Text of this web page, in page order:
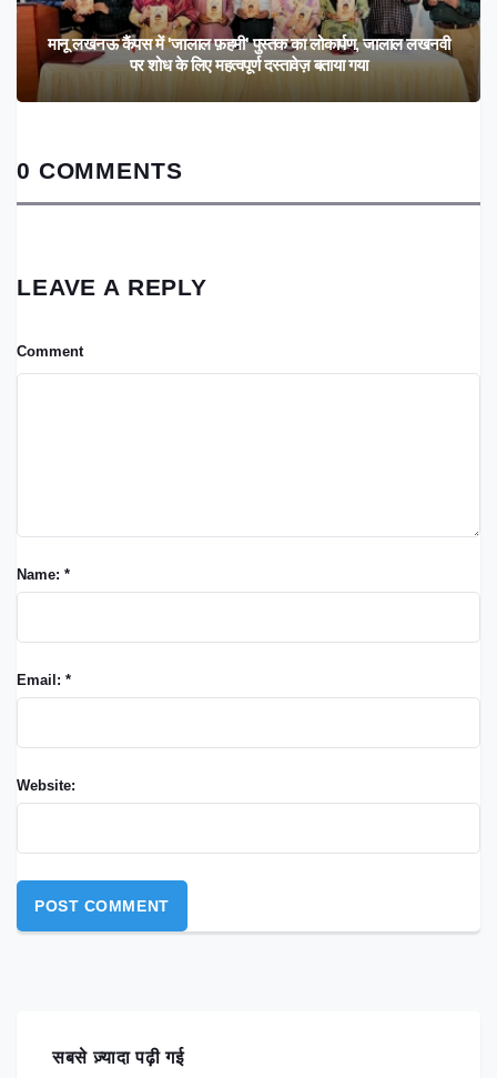
मानू लखनऊ कैंपस में 'जालाल फ़हमी' पुस्तक का लोकार्पण, जालाल लखनवी
पर शोध के लिए महत्वपूर्ण दस्तावेज़ बताया गया
0 COMMENTS
LEAVE A REPLY
Comment
Name: *
Email: *
Website:
सबसे ज़्यादा पढ़ी गई